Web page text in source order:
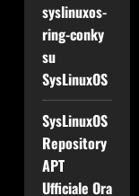
syslinuxos-
ring-conky
su
SysLinuxOS
SysLinuxOS
Repository
APT
Ufficiale Ora